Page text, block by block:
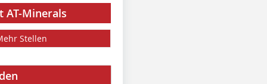
AT-Minerals
Stellen